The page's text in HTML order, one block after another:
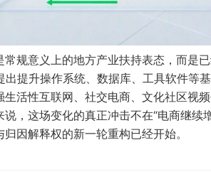
规意义上的地方产业扶持表态，而是
提升操作系统、数据库、工具软件等
活性互联网、社交电商、文化社区视
，这场变化的真正冲击不在“电商继续
因解释权的新一轮重构已经开始。